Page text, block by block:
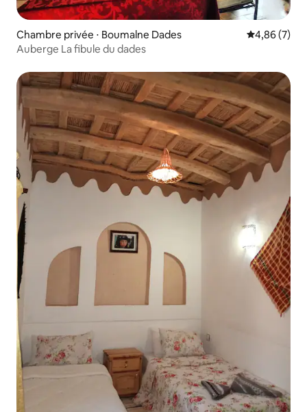
Chambre privée ⋅ Boumalne Dades Évaluation
4,86 (7)
Auberge La fibule du dades